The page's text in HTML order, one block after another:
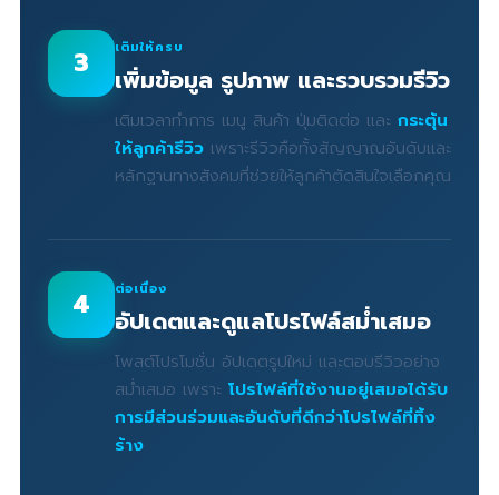
3 เติมให้ครบ
เพิ่มข้อมูล รูปภาพ และรวบรวมรีวิว
เติมเวลาทำการ เมนู สินค้า ปุ่มติดต่อ และ กระตุ้น
ให้ลูกค้ารีวิว เพราะรีวิวคือทั้งสัญญาณอันดับและ
หลักฐานทางสังคมที่ช่วยให้ลูกค้าตัดสินใจเลือกคุณ
4 ต่อเนื่อง
อัปเดตและดูแลโปรไฟล์สม่ำเสมอ
โพสต์โปรโมชั่น อัปเดตรูปใหม่ และตอบรีวิวอย่าง
สม่ำเสมอ เพราะ โปรไฟล์ที่ใช้งานอยู่เสมอได้รับ
การมีส่วนร่วมและอันดับที่ดีกว่าโปรไฟล์ที่ทิ้ง
ร้าง